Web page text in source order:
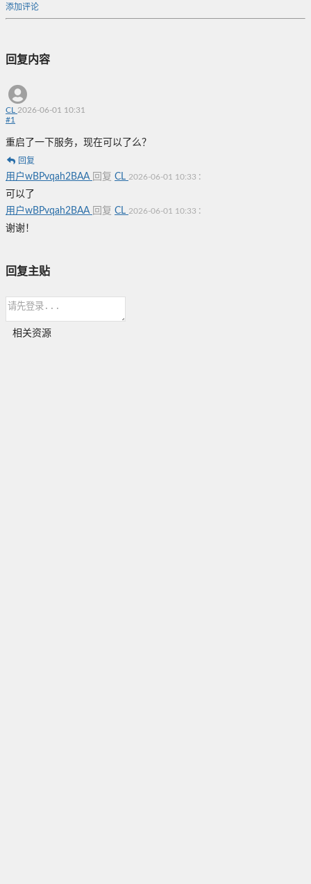
添加评论
回复内容
CL 2026-06-01 10:31
#1
重启了一下服务，现在可以了么？
回复
用户wBPvqah2BAA 回复 CL 2026-06-01 10:33 :
可以了
用户wBPvqah2BAA 回复 CL 2026-06-01 10:33 :
谢谢！
回复主贴
相关资源